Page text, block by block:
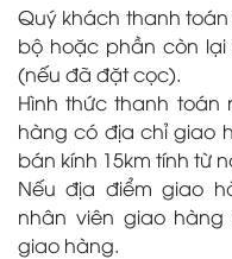
Quý khách thanh
bộ hoặc phần còn
(nếu đã đặt cọc).
Hình thức thanh
hàng có địa chỉ giao
bán kính 15km tính từ
Nếu địa điểm giao
nhân viên giao
giao hàng.